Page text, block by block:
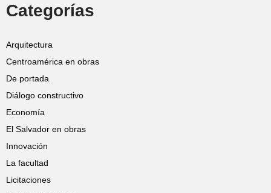
Categorías
Arquitectura
Centroamérica en obras
De portada
Diálogo constructivo
Economía
El Salvador en obras
Innovación
La facultad
Licitaciones